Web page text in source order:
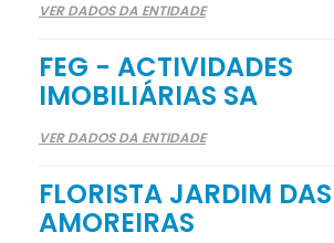
VER DADOS DA ENTIDADE
FEG - ACTIVIDADES
IMOBILIÁRIAS SA
VER DADOS DA ENTIDADE
FLORISTA JARDIM DAS
AMOREIRAS